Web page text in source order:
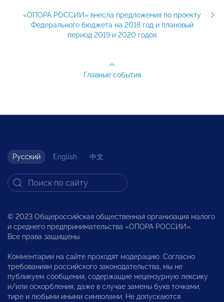
«ОПОРА РОССИИ» внесла предложения по проекту
Федерального бюджета на 2018 год и плановый
период 2019 и 2020 годов
Главные события
Русский English 中文
© 2023 Общероссийская общественная организация малого
и среднего предпринимательства «ОПОРА РОССИИ».
Все права защищены.
Комментарии на сайте проходят модерацию. Согласно
требованиям российского законодательства, мы не
публикуем сообщения, содержащие нецензурную лексику
и/или оскорбления, даже в случае замены букв точками,
тире и любыми иными символами. Не допускаются